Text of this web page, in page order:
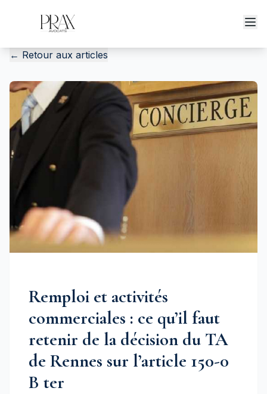
← Retour aux articles
Remploi et activités
commerciales : ce qu’il faut
retenir de la décision du TA
de Rennes sur l’article 150-0
B ter